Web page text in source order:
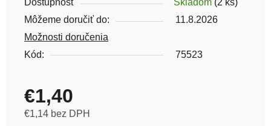
Môžeme doručiť do:
11.8.2026
Možnosti doručenia
Kód:
75523
€1,40
€1,14 bez DPH